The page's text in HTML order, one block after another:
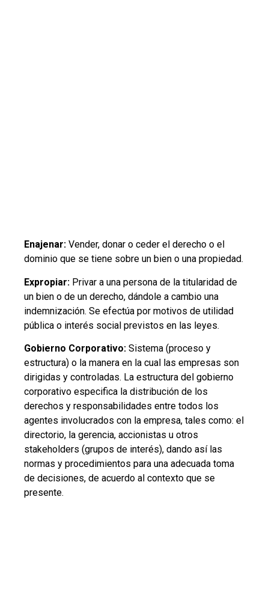
Enajenar: Vender, donar o ceder el derecho o el
dominio que se tiene sobre un bien o una propiedad.
Expropiar: Privar a una persona de la titularidad de
un bien o de un derecho, dándole a cambio una
indemnización. Se efectúa por motivos de utilidad
pública o interés social previstos en las leyes.
Gobierno Corporativo: Sistema (proceso y
estructura) o la manera en la cual las empresas son
dirigidas y controladas. La estructura del gobierno
corporativo especifica la distribución de los
derechos y responsabilidades entre todos los
agentes involucrados con la empresa, tales como: el
directorio, la gerencia, accionistas u otros
stakeholders (grupos de interés), dando así las
normas y procedimientos para una adecuada toma
de decisiones, de acuerdo al contexto que se
presente.